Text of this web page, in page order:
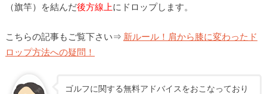
（旗竿）を結んだ後方線上にドロップします。
こちらの記事もご覧下さい⇒ 新ルール！肩から膝に変わったド
ロップ方法への疑問！
ゴルフに関する無料アドバイスをおこなっており